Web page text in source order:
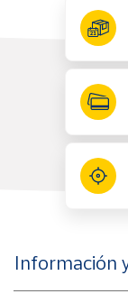
Información